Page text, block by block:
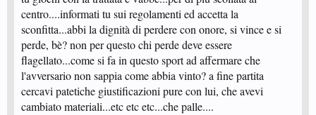
centro....informati tu sui regolamenti ed accetta la
sconfitta...abbi la dignità di perdere con onore, si vince e si
perde, bè? non per questo chi perde deve essere
flagellato...come si fa in questo sport ad affermare che
l'avversario non sappia come abbia vinto? a fine partita
cercavi patetiche giustificazioni pure con lui, che avevi
cambiato materiali...etc etc etc...che palle....